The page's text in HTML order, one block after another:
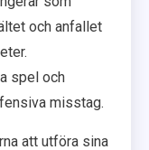
och anfallet
spel och
misstag.
att utföra sina